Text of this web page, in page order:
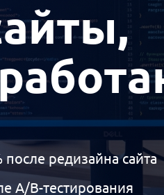
после редизайна сайта
А/В-тестирования